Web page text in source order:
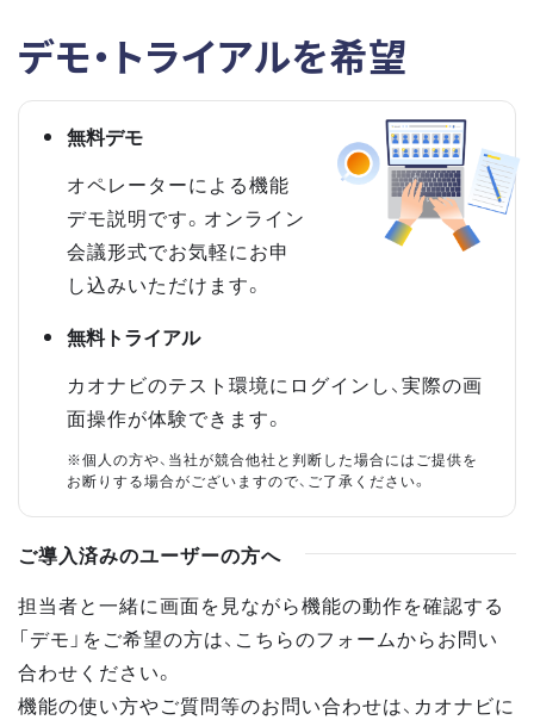
デモ・トライアルを希望
無料デモ
オペレーターによる機能
デモ説明です。オンライン
会議形式でお気軽にお申
し込みいただけます。
無料トライアル
カオナビのテスト環境にログインし、実際の画
面操作が体験できます。
※個人の方や、当社が競合他社と判断した場合にはご提供を
お断りする場合がございますので、ご了承ください。
ご導入済みのユーザーの方へ
担当者と一緒に画面を見ながら機能の動作を確認する
「デモ」をご希望の方は、こちらのフォームからお問い
合わせください。
機能の使い方やご質問等のお問い合わせは、カオナビに